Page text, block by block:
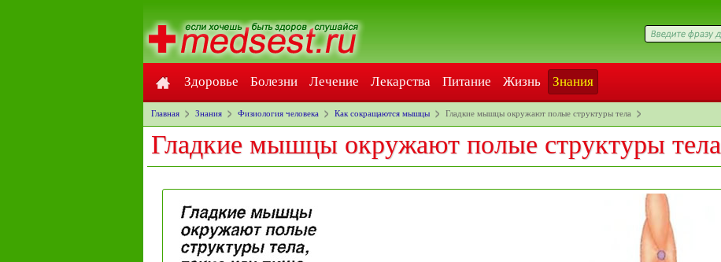
Здоровье Болезни Лечение Лекарства Питание Жизнь Знания
Главная Знания Физиология человека Как сокращаются мышцы Гладкие мышцы окружают полые структуры тела
Гладкие мышцы окружают полые структуры тела